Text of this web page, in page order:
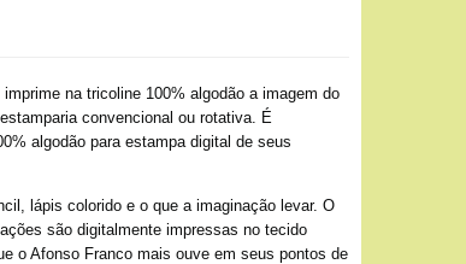
na tricoline 100% algodão a imagem do
convencional ou rotativa. É
algodão para estampa digital de seus
lápis colorido e o que a imaginação levar. O
são digitalmente impressas no tecido
o Afonso Franco mais ouve em seus pontos de